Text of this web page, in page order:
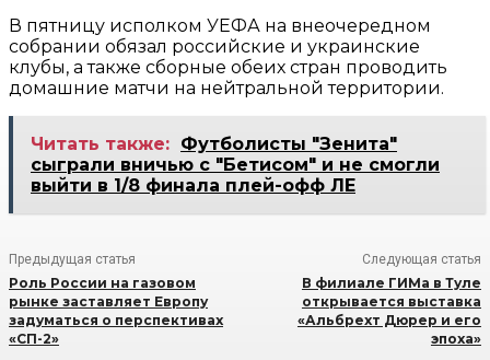
В пятницу исполком УЕФА на внеочередном
собрании обязал российские и украинские
клубы, а также сборные обеих стран проводить
домашние матчи на нейтральной территории.
Читать также: Футболисты "Зенита"
сыграли вничью с "Бетисом" и не смогли
выйти в 1/8 финала плей-офф ЛЕ
Предыдущая статья
Роль России на газовом
рынке заставляет Европу
задуматься о перспективах
«СП-2»
Следующая статья
В филиале ГИМа в Туле
открывается выставка
«Альбрехт Дюрер и его
эпоха»